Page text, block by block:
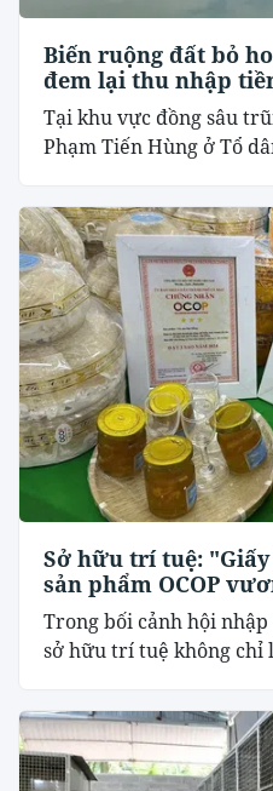
Biến ruộng đất bỏ
đem lại thu nhập
Tại khu vực đồng sâu
Phạm Tiến Hùng ở Tổ
Sở hữu trí tuệ:
sản phẩm OCOP
Trong bối cảnh hội
sở hữu trí tuệ không chỉ